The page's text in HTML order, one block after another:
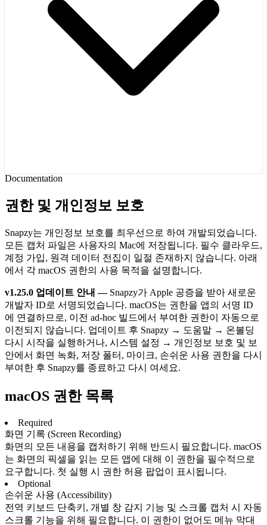
Documentation
권한 및 개인정보 보호
Snapzy는 개인정보 보호를 최우선으로 하여 개발되었습니다.
모든 캡처 파일은 사용자의 Mac에 저장됩니다. 필수 클라우드,
계정 가입, 원격 데이터 전집이 일절 존재하지 않습니다. 아래
에서 각 macOS 권한의 사용 목적을 설명합니다.
v1.25.0 업데이트 안내 —Snapzy가 Apple 공증을 받아 새로운
개발자 ID로 서명되었습니다. macOS는 권한을 앱의 서명 ID
에 연결하므로, 이전 ad-hoc 빌드에서 부여한 권한이 자동으로
이전되지 않습니다. 업데이트 후 Snapzy → 도움말 → 온볼딩
다시 시작을 실행하거나, 시스템 설정 → 개인정보 보호 및 보
안에서 화면 녹화, 저장 폴터, 마이크, 손쉬운 사용 권한을 다시
부여한 후 Snapzy를 종료하고 다시 여세요.
macOS 권한 목록
Required
화면 기록 (Screen Recording)
화면의 모든 내용을 캡처하기 위해 반드시 필요합니다. macOS
는 화면의 픽셀을 읽는 모든 앱에 대해 이 권한을 필수적으로
요구합니다. 첫 실행 시 권한 허용 팝업이 표시됩니다.
Optional
손쉬운 사용 (Accessibility)
전역 키보드 단축키, 개별 창 감지 기능 및 스크롤 캡처 시 자동
스크롤 기능을 위해 필요합니다. 이 권한이 없어도 메뉴 막대